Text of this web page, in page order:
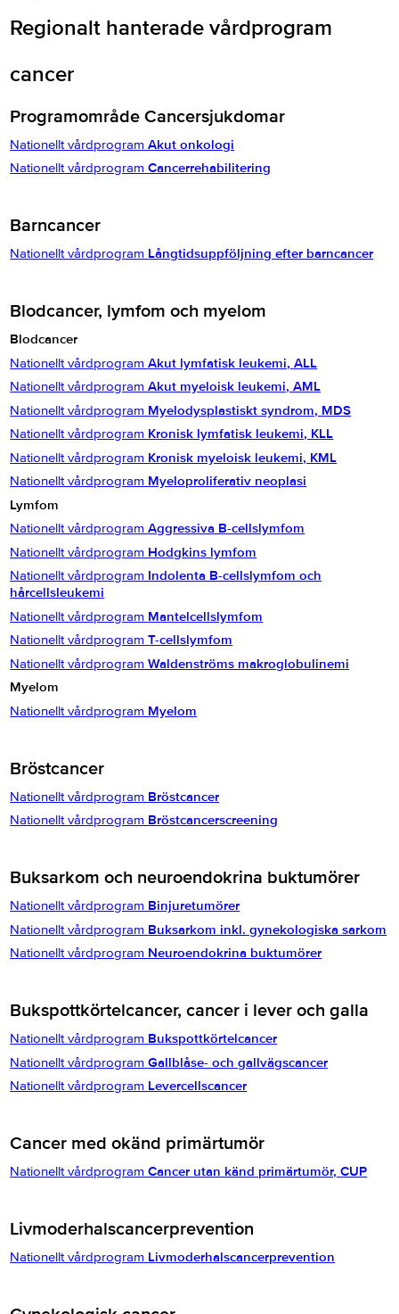
Regionalt hanterade vårdprogram
cancer
Programområde Cancersjukdomar
Nationellt vårdprogramAkut onkologi
Nationellt vårdprogramCancerrehabilitering
Barncancer
Nationellt vårdprogram Långtidsuppföljning efter barncancer
Blodcancer, lymfom och myelom
Blodcancer
Nationellt vårdprogramAkut lymfatisk leukemi, ALL
Nationellt vårdprogramAkut myeloisk leukemi, AML
Nationellt vårdprogram Myelodysplastiskt syndrom, MDS
Nationellt vårdprogram Kronisk lymfatisk leukemi, KLL
Nationellt vårdprogram Kronisk myeloisk leukemi, KML
Nationellt vårdprogram Myeloproliferativ neoplasi
Lymfom
Nationellt vårdprogramAggressiva B-cellslymfom
Nationellt vårdprogram Hodgkins lymfom
Nationellt vårdprogram Indolenta B-cellslymfom och
hårcellsleukemi
Nationellt vårdprogram Mantelcellslymfom
Nationellt vårdprogram T-cellslymfom
Nationellt vårdprogramWaldenströms makroglobulinemi
Myelom
Nationellt vårdprogram Myelom
Bröstcancer
Nationellt vårdprogram Bröstcancer
Nationellt vårdprogram Bröstcancerscreening
Buksarkom och neuroendokrina buktumörer
Nationellt vårdprogram Binjuretumörer
Nationellt vårdprogram Buksarkom inkl. gynekologiska sarkom
Nationellt vårdprogram Neuroendokrina buktumörer
Bukspottkörtelcancer, cancer i lever och galla
Nationellt vårdprogram Bukspottkörtelcancer
Nationellt vårdprogramGallblåse- och gallvägscancer
Nationellt vårdprogram Levercellscancer
Cancer med okänd primärtumör
Nationellt vårdprogramCancer utan känd primärtumör, CUP
Livmoderhalscancerprevention
Nationellt vårdprogram Livmoderhalscancerprevention